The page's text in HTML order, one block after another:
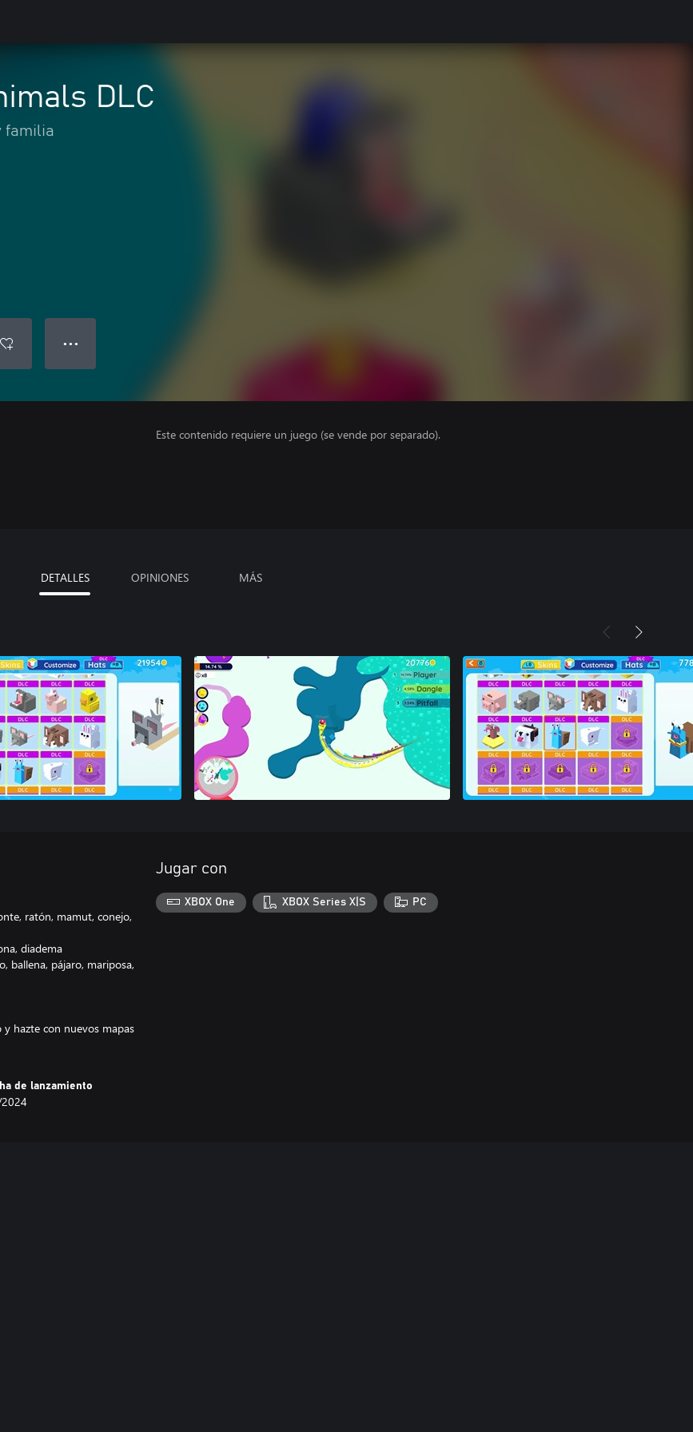
DLC
familia
● ● ●
Este contenido requiere un juego (se vende por separado).
DETALLES OPINIONES MÁS
ratón, mamut, conejo,
diadema
ballena, pájaro, mariposa,
hazte con nuevos mapas
de lanzamiento
Jugar con
XBOX One XBOX Series X|S PC